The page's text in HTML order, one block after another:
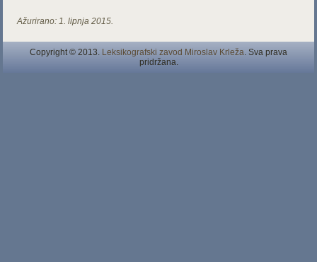
Ažurirano: 1. lipnja 2015.
Copyright © 2013. Leksikografski zavod Miroslav Krleža. Sva prava
pridržana.